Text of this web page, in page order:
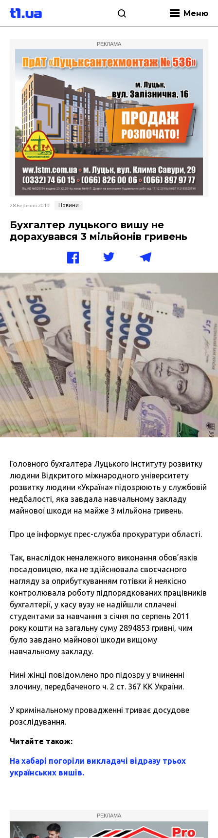
Меню
РЕКЛАМА
28 Березня 2019 Новини
Бухгалтер луцького вишу не
дорахувався 3 мільйонів гривень
Головного бухгалтера Луцького інституту розвитку
людини Відкритого міжнародного університету
розвитку людини «Україна» підозрюють у службовій
недбалості, яка завдала навчальному закладу
майнової шкоди на майже 3 мільйона гривень.
Про це інформує прес-служба прокуратури області.
Так, внаслідок неналежного виконання обов’язків
посадовицею, яка не здійснювала своєчасного
нагляду за оприбуткуванням готівки й неякісно
контролювала роботу підпорядкованих працівників
бухгалтерії, у касу вузу не надійшли сплачені
студентами за навчання з січня по серпень 2011
року кошти на загальну суму 2894853 гривні, чим
було завдано майнової шкоди вищому
навчальному закладу.
Нині жінці повідомлено про підозру у вчиненні
злочину, передбаченого ч. 2 ст. 367 КК України.
У кримінальному провадженні триває досудове
розслідування.
Читайте також:
На хабарі погоріли викладачі відразу трьох
українських вишів.
РЕКЛАМА